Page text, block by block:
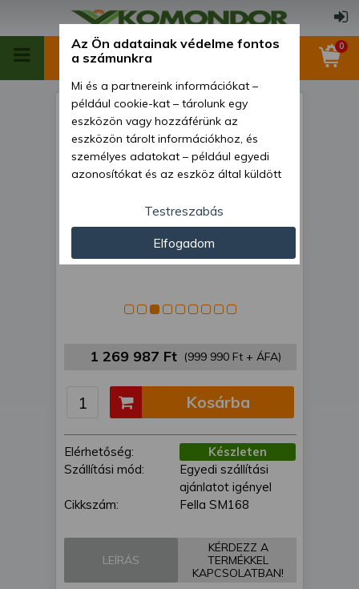
0
Fűkasza 166 cm-es, Fella
SM168, használt
1 269 987 Ft (999 990 Ft + ÁFA)
Elérhetőség:
Készleten
Szállítási mód:
Egyedi szállítási
ajánlatot igényel
Cikkszám:
Fella SM168
Kosárba
LEÍRÁS
KÉRDEZZ A
TERMÉKKEL
KAPCSOLATBAN!
Az Ön adatainak védelme fontos
a számunkra
Mi és a partnereink információkat –
például cookie-kat – tárolunk egy
eszközön vagy hozzáférünk az
eszközön tárolt információkhoz, és
személyes adatokat – például egyedi
azonosítókat és az eszköz által küldött
személyre szabott hirdetések és
tartalom nyújtásához, hirdetés- és
tartalomméréshez, nézettségi adatok
gyűjtéséhez, valamint termékek
partnereink eszközleolvasásos
adatokat és azonosítási információkat
kattintva hozzájárulhat ahhoz, hogy mi
és a partnereink a fent leírtak szerint
adatkezelést végezzünk. Másik
lehetőségként a hozzájárulás
megadása vagy elutasítása előtt
részletesebb információkhoz juthat, és
megváltoztathatja beállításait. Felhívjuk
figyelmét, hogy személyes adatainak
szükséges az Ön hozzájárulása, de
jogában áll tiltakozni az ilyen jellegű
adatkezelés ellen. A beállításai csak erre
Testreszabás
Elfogadom